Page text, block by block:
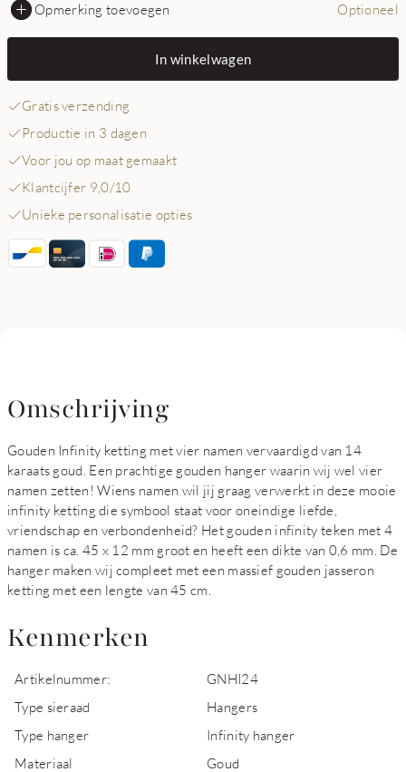
Opmerking toevoegen Optioneel
In winkelwagen
Gratis verzending
Productie in 3 dagen
Voor jou op maat gemaakt
Klantcijfer 9,0/10
Unieke personalisatie opties
Omschrijving
Gouden Infinity ketting met vier namen vervaardigd van 14
karaats goud. Een prachtige gouden hanger waarin wij wel vier
namen zetten! Wiens namen wil jij graag verwerkt in deze mooie
infinity ketting die symbool staat voor oneindige liefde,
vriendschap en verbondenheid? Het gouden infinity teken met 4
namen is ca. 45 x 12 mm groot en heeft een dikte van 0,6 mm. De
hanger maken wij compleet met een massief gouden jasseron
ketting met een lengte van 45 cm.
Kenmerken
Artikelnummer:
GNHI24
Type sieraad
Hangers
Type hanger
Infinity hanger
Materiaal
Goud